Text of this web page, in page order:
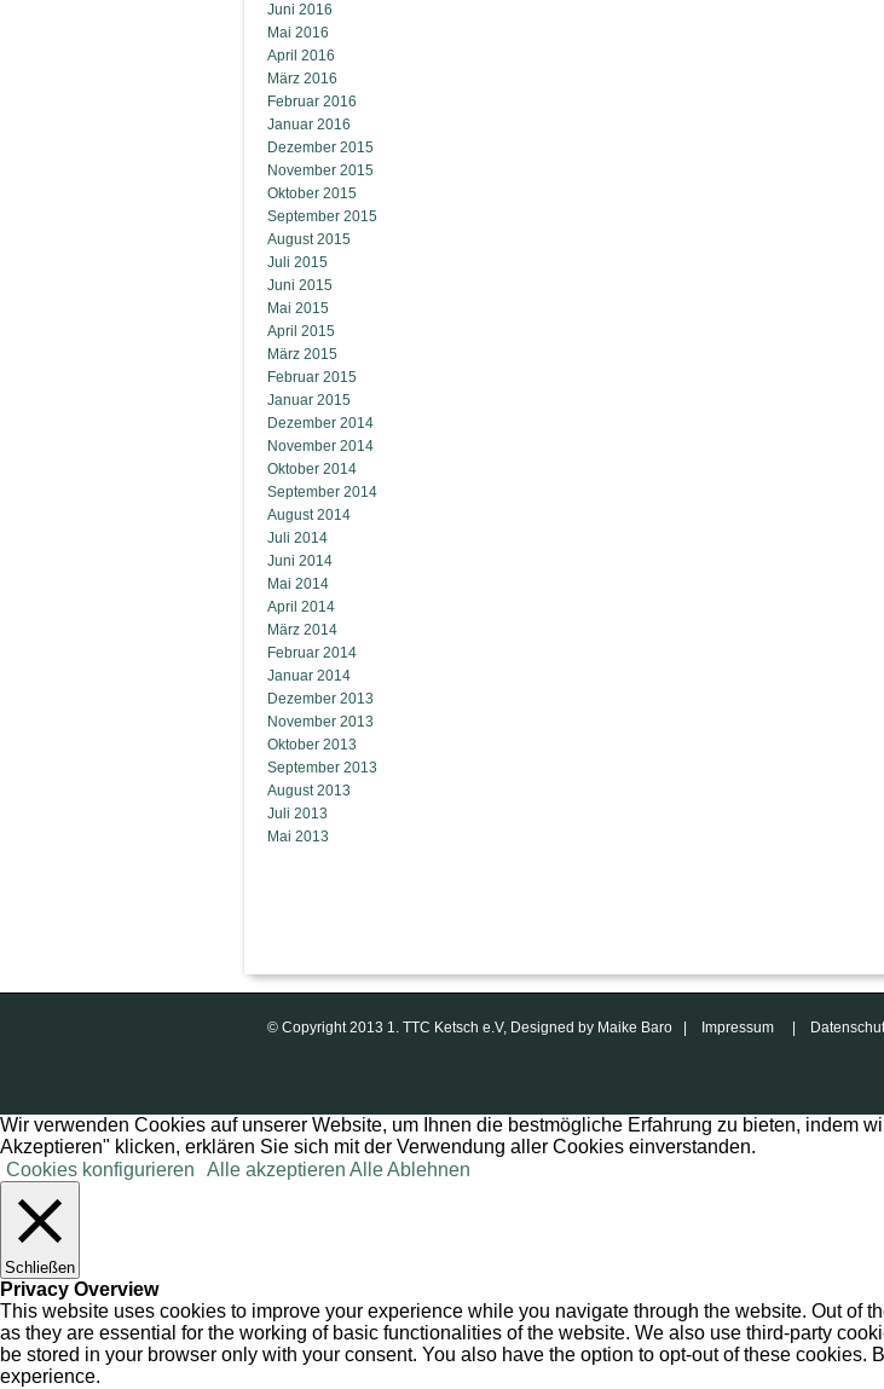
Juni 2016
Mai 2016
April 2016
März 2016
Februar 2016
Januar 2016
Dezember 2015
November 2015
Oktober 2015
September 2015
August 2015
Juli 2015
Juni 2015
Mai 2015
April 2015
März 2015
Februar 2015
Januar 2015
Dezember 2014
November 2014
Oktober 2014
September 2014
August 2014
Juli 2014
Juni 2014
Mai 2014
April 2014
März 2014
Februar 2014
Januar 2014
Dezember 2013
November 2013
Oktober 2013
September 2013
August 2013
Juli 2013
Mai 2013
© Copyright 2013 1. TTC Ketsch e.V, Designed by Maike Baro | Impressum
Wir verwenden Cookies auf unserer Website, um Ihnen die bestmögliche Erfahrung zu bieten, indem
Akzeptieren" klicken, erklären Sie sich mit der Verwendung aller Cookies einverstanden.
Cookies konfigurieren
Alle akzeptieren Alle Ablehnen
Schließen
Privacy Overview
This website uses cookies to improve your experience while you navigate through the website. Out of
as they are essential for the working of basic functionalities of the website. We also use third-party
be stored in your browser only with your consent. You also have the option to opt-out of these
experience.